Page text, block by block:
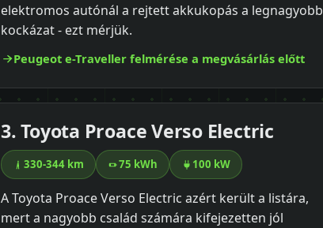
elektromos autónál a rejtett akkukopás a legnagyobb
kockázat - ezt mérjük.
Peugeot e-Traveller felmérése a megvásárlás előtt
3. Toyota Proace Verso Electric
330-344 km 75 kWh 100 kW
A Toyota Proace Verso Electric azért került a listára,
mert a nagyobb család számára kifejezetten jól